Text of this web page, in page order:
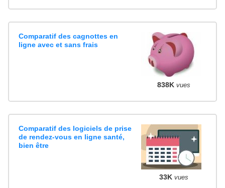
Comparatif des cagnottes en
ligne avec et sans frais
838K vues
Comparatif des logiciels de prise
de rendez-vous en ligne santé,
bien être
33K vues